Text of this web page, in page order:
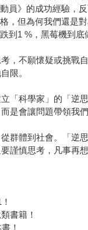
員》的成功經驗，
，但為何我們還是
到1 %，黑莓機到底
，不願懷疑或挑戰
限。
「科學家」的「逆
是會讓問題帶領我
群體到社會。「逆
謹慎思考，凡事再
書籍！
！